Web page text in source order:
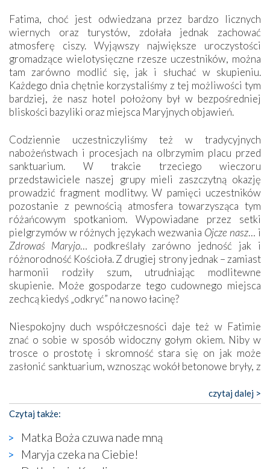
Fatima, choć jest odwiedzana przez bardzo licznych
wiernych oraz turystów, zdołała jednak zachować
atmosferę ciszy. Wyjąwszy największe uroczystości
gromadzące wielotysięczne rzesze uczestników, można
tam zarówno modlić się, jak i słuchać w skupieniu.
Każdego dnia chętnie korzystaliśmy z tej możliwości tym
bardziej, że nasz hotel położony był w bezpośredniej
bliskości bazyliki oraz miejsca Maryjnych objawień.
Codziennie uczestniczyliśmy też w tradycyjnych
nabożeństwach i procesjach na olbrzymim placu przed
sanktuarium. W trakcie trzeciego wieczoru
przedstawiciele naszej grupy mieli zaszczytną okazję
prowadzić fragment modlitwy. W pamięci uczestników
pozostanie z pewnością atmosfera towarzysząca tym
różańcowym spotkaniom. Wypowiadane przez setki
pielgrzymów w różnych językach wezwania Ojcze nasz… i
Zdrowaś Maryjo… podkreślały zarówno jedność jak i
różnorodność Kościoła. Z drugiej strony jednak – zamiast
harmonii rodziły szum, utrudniając modlitewne
skupienie. Może gospodarze tego cudownego miejsca
zechcą kiedyś „odkryć” na nowo łacinę?
Niespokojny duch współczesności daje też w Fatimie
znać o sobie w sposób widoczny gołym okiem. Niby w
trosce o prostotę i skromność stara się on jak może
zasłonić sanktuarium, wznosząc wokół betonowe bryły, z
katolickiego kultu. Tylko co wspólnego z żywą,
autentyczną wiarą mogą mieć płaskie, szare bunkry albo
kaplice, w których Tabernakulum przypomina bardziej
skrzynkę na narzędzia? Albo co powiedzieć o ustawionym
tuż przy nowej bazylice wielkim krzyżu, na którym
zamiast Chrystusa umieszczono dziwaczną postać jakby
czytaj dalej >
Czytaj także:
Matka Boża czuwa nade mną
Maryja czeka na Ciebie!